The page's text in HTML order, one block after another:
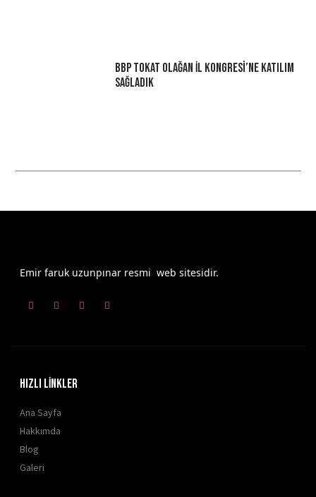
BBP Tokat Olağan İl Kongresi’ne Katılım
Sağladık
Emir faruk uzunpınar resmi web sitesidir.
HIZLI LİNKLER
Ana Sayfa
Hakkımda
Blog
Galeri